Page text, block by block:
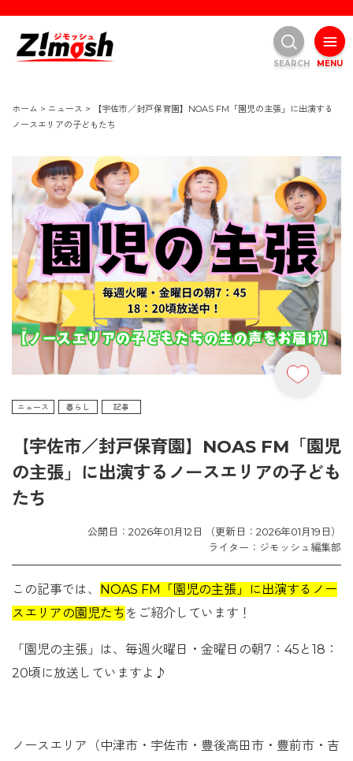
ホーム > ニュース >
【宇佐市／封戸保育園】NOAS FM「園児の主張」に出演する
ノースエリアの子どもたち
ニュース 暮らし 記事
【宇佐市／封戸保育園】NOAS FM「園児
の主張」に出演するノースエリアの子ども
たち
公開日：2026年01月12日 （更新日：2026年01月19日）
ライター：ジモッシュ編集部
この記事では、
NOAS FM「園児の主張」に出演するノー
スエリアの園児たち をご紹介しています！
「園児の主張」は、毎週火曜日・金曜日の朝7：45と18：
20頃に放送していますよ♪
ノースエリア（中津市・宇佐市・豊後高田市・豊前市・吉
MENU
SEARCH